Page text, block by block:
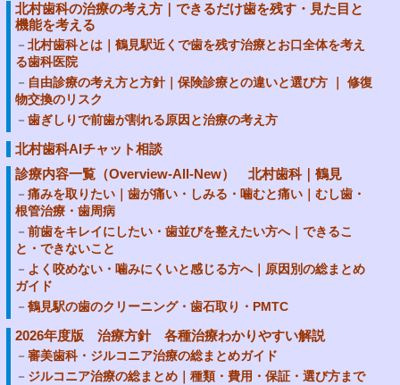
北村歯科の治療の考え方｜できるだけ歯を残す・見た目と
機能を考える
北村歯科とは｜鶴見駅近くで歯を残す治療とお口全体を考え
る歯科医院
自由診療の考え方と方針｜保険診療との違いと選び方 ｜ 修復
物交換のリスク
歯ぎしりで前歯が割れる原因と治療の考え方
北村歯科AIチャット相談
診療内容一覧（Overview-All-New） 北村歯科｜鶴見
痛みを取りたい｜歯が痛い・しみる・噛むと痛い｜むし歯・
根管治療・歯周病
前歯をキレイにしたい・歯並びを整えたい方へ｜できるこ
と・できないこと
よく咬めない・噛みにくいと感じる方へ｜原因別の総まとめ
ガイド
鶴見駅の歯のクリーニング・歯石取り・PMTC
2026年度版 治療方針 各種治療わかりやすい解説
審美歯科・ジルコニア治療の総まとめガイド
ジルコニア治療の総まとめ｜種類・費用・保証・選び方まで